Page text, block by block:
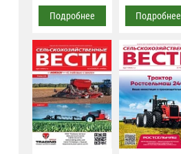
Подробнее Подробнее